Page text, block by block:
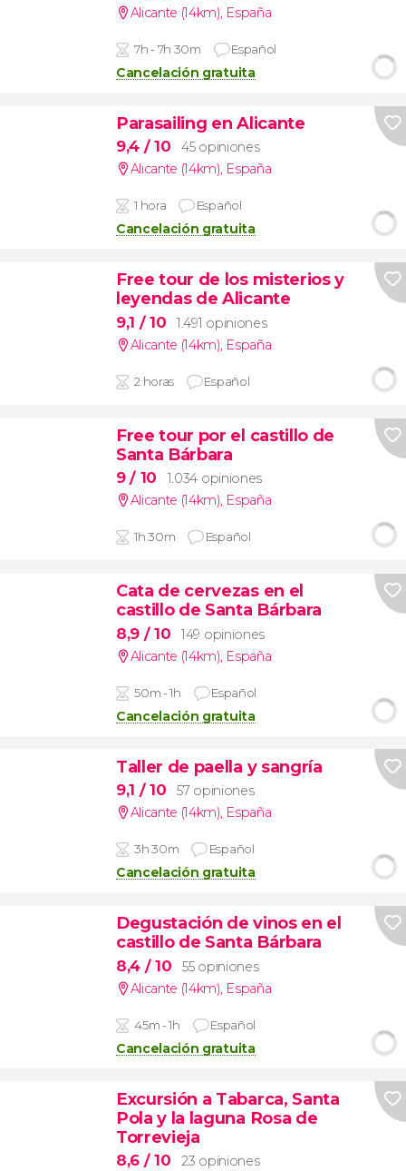
Alicante (14km), España
7h - 7h 30m Español
Cancelación gratuita
Parasailing en Alicante
9,4 / 10
45 opiniones
Alicante (14km), España
1 hora Español
Cancelación gratuita
Free tour de los misterios y
leyendas de Alicante
9,1 / 10
1.491 opiniones
Alicante (14km), España
2 horas Español
Free tour por el castillo de
Santa Bárbara
9/ 10
1.034 opiniones
Alicante (14km), España
1h 30m Español
Cata de cervezas en el
castillo de Santa Bárbara
8,9 / 10
149 opiniones
Alicante (14km), España
50m - 1h Español
Cancelación gratuita
Taller de paella y sangría
9,1 / 10
57 opiniones
Alicante (14km), España
3h 30m Español
Cancelación gratuita
Degustación de vinos en el
castillo de Santa Bárbara
8,4 / 10
55 opiniones
Alicante (14km), España
45m - 1h Español
Cancelación gratuita
Excursión a Tabarca, Santa
Pola y la laguna Rosa de
Torrevieja
8,6 / 10
23 opiniones